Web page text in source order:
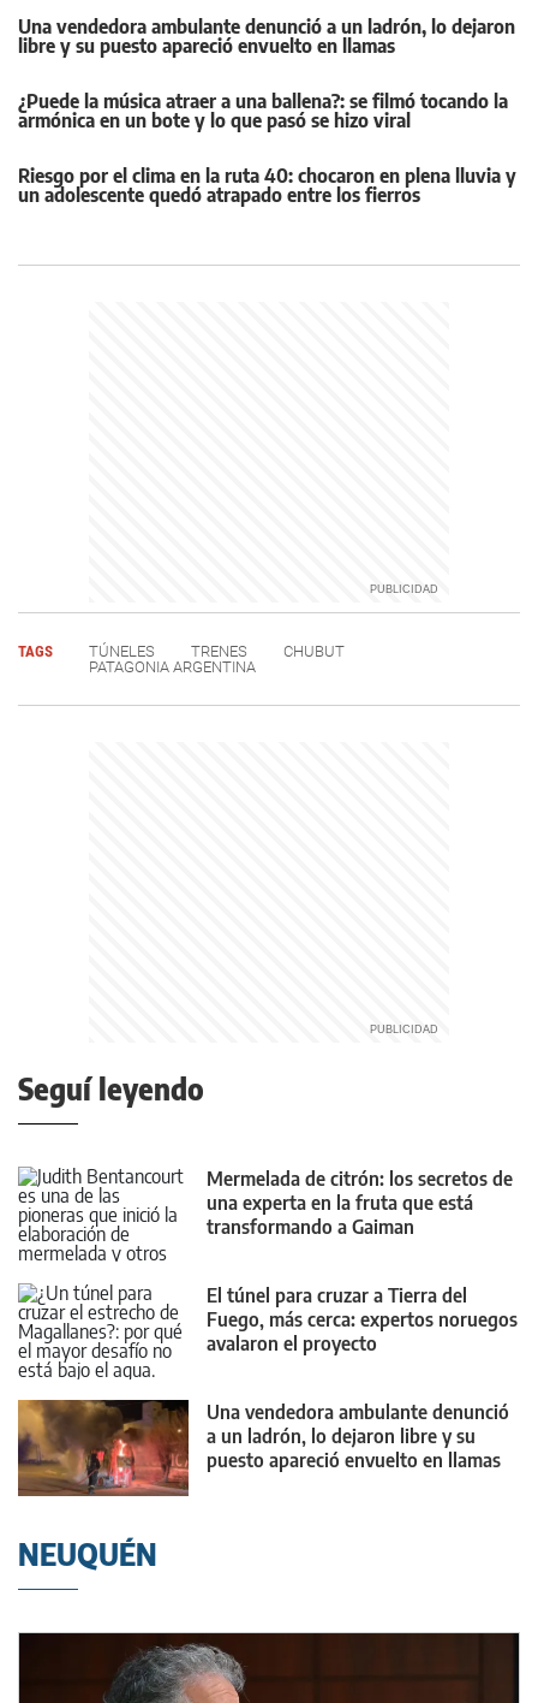
Una vendedora ambulante denunció a un ladrón, lo dejaron
libre y su puesto apareció envuelto en llamas
¿Puede la música atraer a una ballena?: se filmó tocando la
armónica en un bote y lo que pasó se hizo viral
Riesgo por el clima en la ruta 40: chocaron en plena lluvia y
un adolescente quedó atrapado entre los fierros
TAGS TÚNELES TRENES
CHUBUT
PATAGONIA ARGENTINA
Seguí leyendo
Mermelada de citrón: los secretos de
una experta en la fruta que está
transformando a Gaiman
El túnel para cruzar a Tierra del
Fuego, más cerca: expertos noruegos
avalaron el proyecto
Una vendedora ambulante denunció
a un ladrón, lo dejaron libre y su
puesto apareció envuelto en llamas
NEUQUÉN